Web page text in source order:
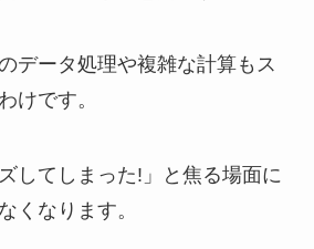
データ処理や複雑な計算もス
けです。
してしまった!」と焦る場面に
くなります。